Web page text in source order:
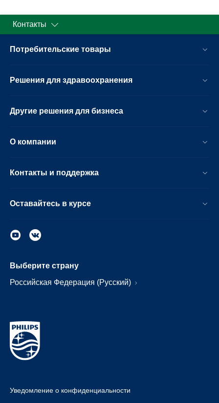
Контакты
Потребительские товары
Решения для здравоохранения
Другие решения для бизнеса
О компании
Контакты и поддержка
Оставайтесь в курсе
Выберите страну
Российская Федерация (Русский)
Уведомление о конфиденциальности